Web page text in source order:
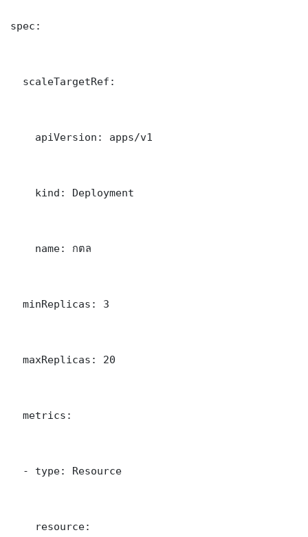
spec:
  scaleTargetRef:
    apiVersion: apps/v1
    kind: Deployment
    name: กตล
  minReplicas: 3
  maxReplicas: 20
  metrics:
  - type: Resource
    resource: